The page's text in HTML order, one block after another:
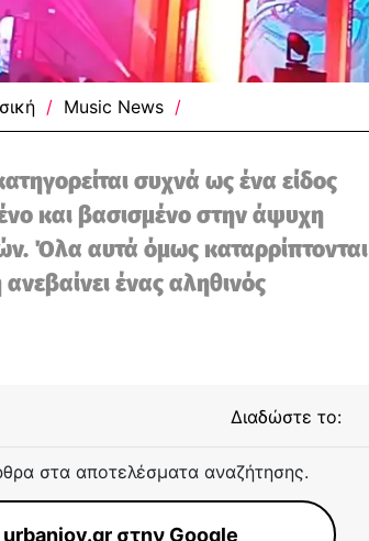
/ Music News /
συχνά ως ένα είδος
και βασισμένο στην άψυχη
Όλα αυτά όμως καταρρίπτονται
ένας αληθινός
Διαδώστε το:
στα αποτελέσματα αναζήτησης.
στην Google